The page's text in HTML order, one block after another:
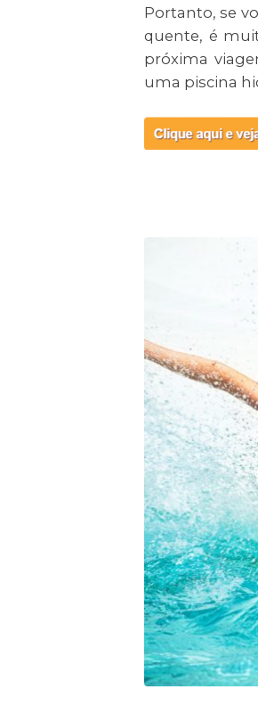
Portanto, se
quente, é
próxima
uma piscina